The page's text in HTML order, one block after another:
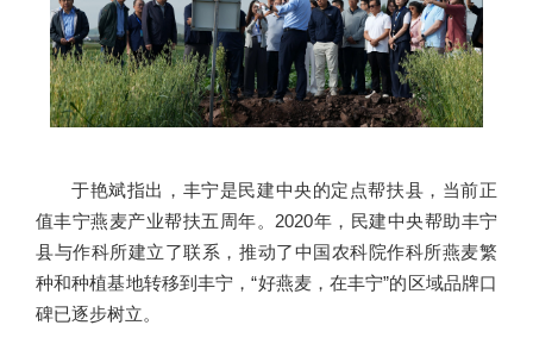
于艳斌指出，丰宁是民建中央的定点帮扶县，当前正
值丰宁燕麦产业帮扶五周年。2020年，民建中央帮助丰宁
县与作科所建立了联系，推动了中国农科院作科所燕麦繁
种和种植基地转移到丰宁，“好燕麦，在丰宁”的区域品牌口
碑已逐步树立。